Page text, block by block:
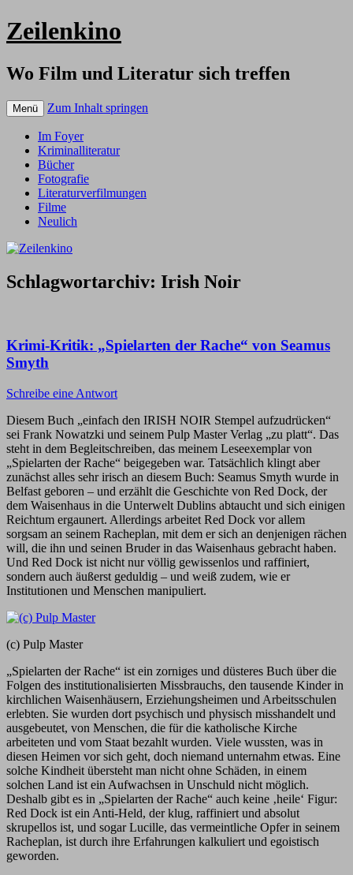
Zeilenkino
Wo Film und Literatur sich treffen
Menü Zum Inhalt springen
Im Foyer
Kriminalliteratur
Bücher
Fotografie
Literaturverfilmungen
Filme
Neulich
Schlagwortarchiv: Irish Noir
Krimi-Kritik: „Spielarten der Rache“ von Seamus
Smyth
Schreibe eine Antwort
Diesem Buch „einfach den IRISH NOIR Stempel aufzudrücken“
sei Frank Nowatzki und seinem Pulp Master Verlag „zu platt“. Das
steht in dem Begleitschreiben, das meinem Leseexemplar von
„Spielarten der Rache“ beigegeben war. Tatsächlich klingt aber
zunächst alles sehr irisch an diesem Buch: Seamus Smyth wurde in
Belfast geboren – und erzählt die Geschichte von Red Dock, der
dem Waisenhaus in die Unterwelt Dublins abtaucht und sich einigen
Reichtum ergaunert. Allerdings arbeitet Red Dock vor allem
sorgsam an seinem Racheplan, mit dem er sich an denjenigen rächen
will, die ihn und seinen Bruder in das Waisenhaus gebracht haben.
Und Red Dock ist nicht nur völlig gewissenlos und raffiniert,
sondern auch äußerst geduldig – und weiß zudem, wie er
Institutionen und Menschen manipuliert.
(c) Pulp Master
„Spielarten der Rache“ ist ein zorniges und düsteres Buch über die
Folgen des institutionalisierten Missbrauchs, den tausende Kinder in
kirchlichen Waisenhäusern, Erziehungsheimen und Arbeitsschulen
erlebten. Sie wurden dort psychisch und physisch misshandelt und
ausgebeutet, von Menschen, die für die katholische Kirche
arbeiteten und vom Staat bezahlt wurden. Viele wussten, was in
diesen Heimen vor sich geht, doch niemand unternahm etwas. Eine
solche Kindheit übersteht man nicht ohne Schäden, in einem
solchen Land ist ein Aufwachsen in Unschuld nicht möglich.
Deshalb gibt es in „Spielarten der Rache“ auch keine ‚heile‘ Figur:
Red Dock ist ein Anti-Held, der klug, raffiniert und absolut
skrupellos ist, und sogar Lucille, das vermeintliche Opfer in seinem
Racheplan, ist durch ihre Erfahrungen kalkuliert und egoistisch
geworden.